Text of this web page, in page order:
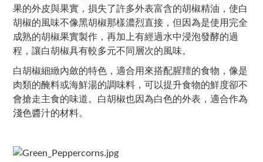
果的外皮與果實，損失了許多外表富含的胡椒精油，使白
胡椒的風味不像黑胡椒那樣濃烈直接，但因為是使用完全
成熟的胡椒果實製作，再加上有經過水中浸泡發酵的過
程，讓白胡椒具有較多元不同層次的風味。
白胡椒細緻內斂的特色，適合用來搭配腥羶的食物，像是
肉類的醃料或海鮮湯的調味料，可以提升食物的鮮度卻不
會搶走主食的味道。白胡椒也因為白色的外表，適合作為
淺色醬汁的材料。